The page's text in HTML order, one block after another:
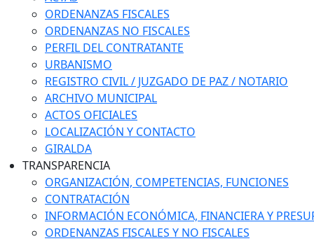
ORDENANZAS FISCALES
ORDENANZAS NO FISCALES
PERFIL DEL CONTRATANTE
URBANISMO
REGISTRO CIVIL / JUZGADO DE PAZ / NOTARIO
ARCHIVO MUNICIPAL
ACTOS OFICIALES
LOCALIZACIÓN Y CONTACTO
GIRALDA
TRANSPARENCIA
ORGANIZACIÓN, COMPETENCIAS, FUNCIONES
CONTRATACIÓN
INFORMACIÓN ECONÓMICA, FINANCIERA Y
ORDENANZAS FISCALES Y NO FISCALES